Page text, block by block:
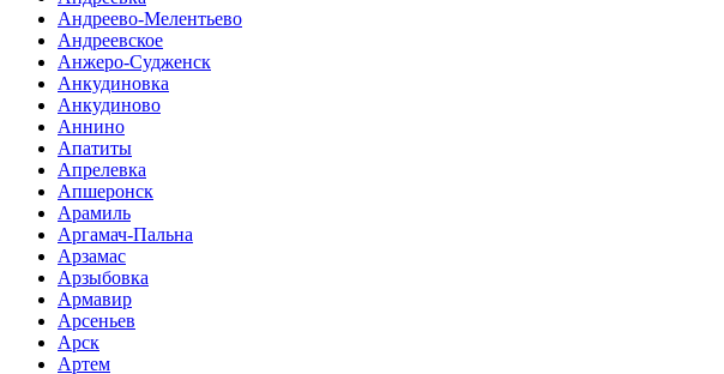
Андреево-Мелентьево
Андреевское
Анжеро-Судженск
Анкудиновка
Анкудиново
Аннино
Апатиты
Апрелевка
Апшеронск
Арамиль
Аргамач-Пальна
Арзамас
Арзыбовка
Армавир
Арсеньев
Арск
Артем